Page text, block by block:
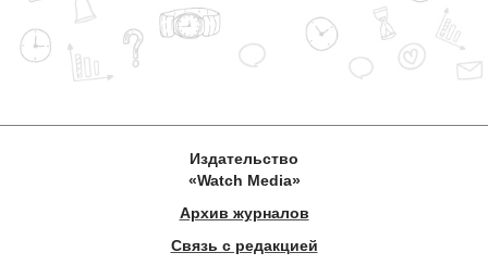
Издательство
«Watch Media»
Архив журналов
Связь с редакцией